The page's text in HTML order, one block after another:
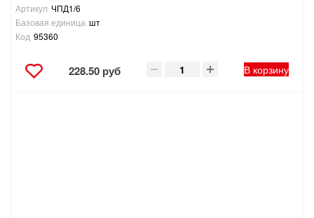
Артикул ЧПД1/6
Базовая единица шт
Код 95360
228.50 руб В корзину